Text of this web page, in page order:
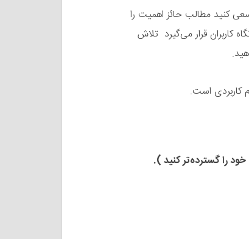
کنید مطالب حائز اهمیت را
کاربران قرار می‌گیرد تلاش
کاربردی است.
را گسترده‌تر کنید ).